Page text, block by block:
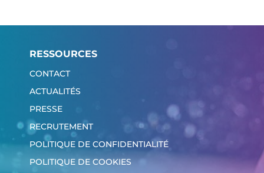
RESSOURCES
CONTACT
ACTUALITÉS
PRESSE
RECRUTEMENT
POLITIQUE DE CONFIDENTIALITÉ
POLITIQUE DE COOKIES